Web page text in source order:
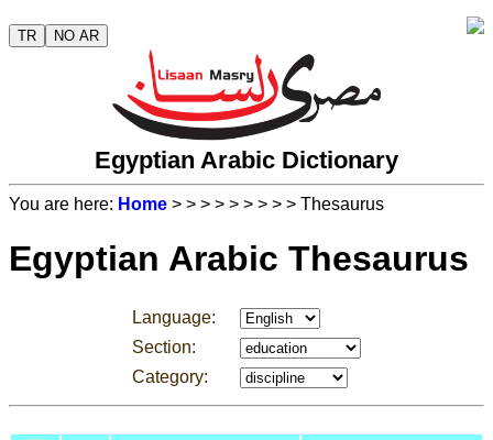
TR NO AR
Egyptian Arabic Dictionary
You are here: Home > > > > > > > > > Thesaurus
Egyptian Arabic Thesaurus
Language:
Section:
Category: